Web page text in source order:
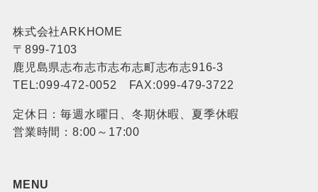
株式会社ARKHOME
〒899-7103
鹿児島県志布志市志布志町志布志916-3
TEL:099-472-0052 FAX:099-479-3722
定休日：毎週水曜日、冬期休暇、夏季休暇
営業時間：8:00～17:00
MENU